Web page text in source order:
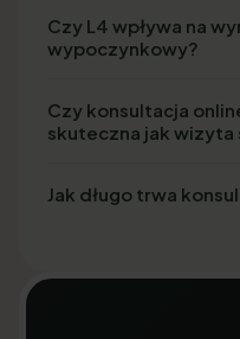
Czy L4 wpływa na
wypoczynkowy?
Czy konsultacja
skuteczna jak wizyta
Jak długo trwa